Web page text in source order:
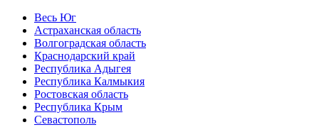
Весь Юг
Астраханская область
Волгоградская область
Краснодарский край
Республика Адыгея
Республика Калмыкия
Ростовская область
Республика Крым
Севастополь